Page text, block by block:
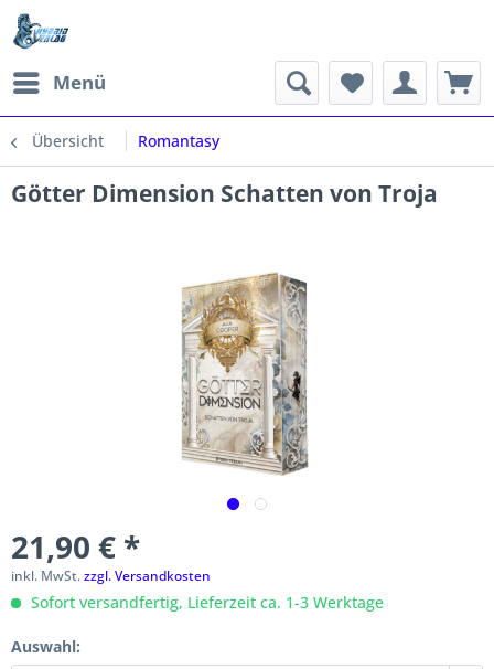
Menü
Übersicht Romantasy
Götter Dimension Schatten von Troja
21,90 € *
inkl. MwSt.zzgl. Versandkosten
Sofort versandfertig, Lieferzeit ca. 1-3 Werktage
Auswahl: